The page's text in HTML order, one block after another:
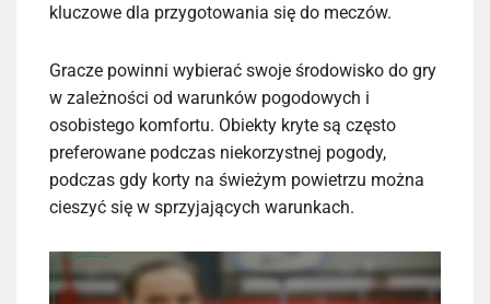
kluczowe dla przygotowania się do meczów.
Gracze powinni wybierać swoje środowisko do gry
w zależności od warunków pogodowych i
osobistego komfortu. Obiekty kryte są często
preferowane podczas niekorzystnej pogody,
podczas gdy korty na świeżym powietrzu można
cieszyć się w sprzyjających warunkach.